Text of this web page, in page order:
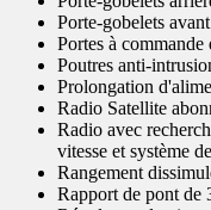
Porte-gobelets
Portes à commande
Poutres anti-
Prolongation
Radio Satellite
Radio avec
vitesse et système
Rangement
Rapport de pont de